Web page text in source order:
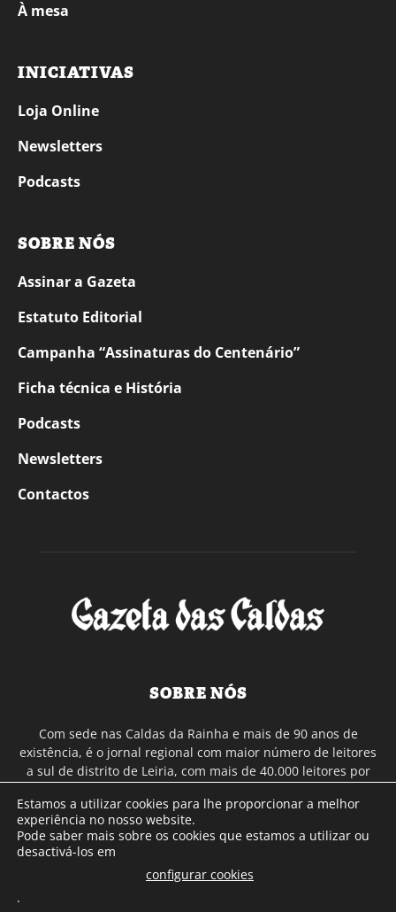
À mesa
INICIATIVAS
Loja Online
Newsletters
Podcasts
SOBRE NÓS
Assinar a Gazeta
Estatuto Editorial
Campanha “Assinaturas do Centenário”
Ficha técnica e História
Podcasts
Newsletters
Contactos
SOBRE NÓS
Com sede nas Caldas da Rainha e mais de 90 anos de
existência, é o jornal regional com maior número de leitores
a sul de distrito de Leiria, com mais de 40.000 leitores por
Continental e assinatura online.
SIGA-NOS
Estamos a utilizar cookies para lhe proporcionar a melhor
experiência no nosso website.
Pode saber mais sobre os cookies que estamos a utilizar ou
desactivá-los em
configurar cookies
.